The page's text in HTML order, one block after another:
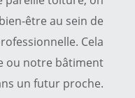
être au sein de
Cela
ou notre bâtiment
un futur proche.